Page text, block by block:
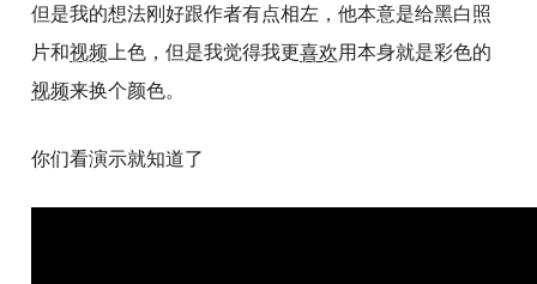
但是我的想法刚好跟作者有点相左，他本意是给黑白照
片和视频上色，但是我觉得我更喜欢用本身就是彩色的
视频来换个颜色。
你们看演示就知道了